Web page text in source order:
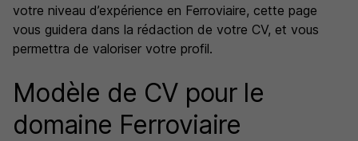
votre niveau d’expérience en Ferroviaire, cette page
vous guidera dans la rédaction de votre CV, et vous
permettra de valoriser votre profil.
Modèle de CV pour le
domaine Ferroviaire